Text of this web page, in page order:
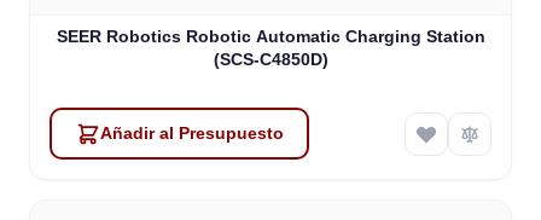
SEER Robotics Robotic Automatic Charging Station
(SCS-C4850D)
Añadir al Presupuesto